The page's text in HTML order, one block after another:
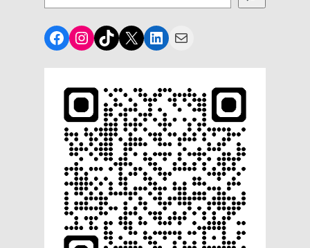
Facebook
Instagram
TikTok
X LinkedIn
Mail